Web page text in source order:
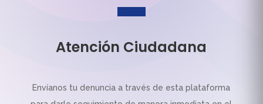
Atención Ciudadana
Envíanos tu denuncia a través de esta plataforma